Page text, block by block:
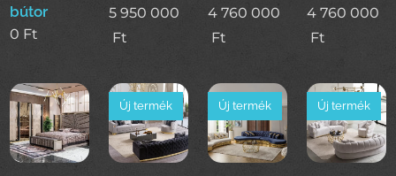
bútor
0 Ft
5 950 000
Ft
4 760 000
Ft
4 760 000
Ft
Új termék Új termék Új termék